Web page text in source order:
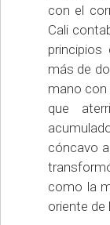
con el
Cali
más de
mano
que
cóncavo
como la
oriente de